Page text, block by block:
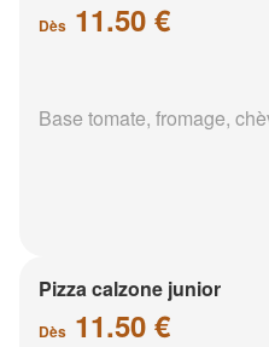
Dès 11.50 €
Base tomate, fromage,
Pizza calzone junior
Dès 11.50 €